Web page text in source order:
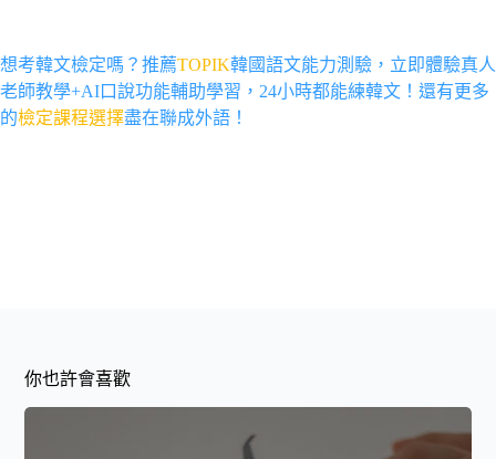
想考韓文檢定嗎？推薦TOPIK韓國語文能力測驗， 立即體驗真人
老師教學+AI口說功能輔助學習，24小時都能練韓文！ 還有更多
的檢定課程選擇盡在聯成外語！
你也許會喜歡